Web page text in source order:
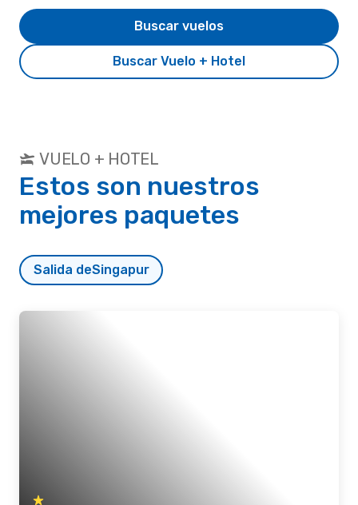
Buscar Vuelo + Hotel
Buscar vuelos
VUELO + HOTEL
Estos son nuestros
mejores paquetes
Salida deSingapur